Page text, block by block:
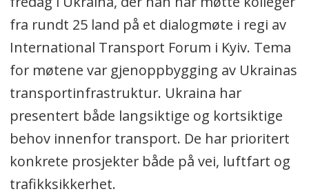
fra rundt 25 land på et dialogmøte i regi av
International Transport Forum i Kyiv. Tema
for møtene var gjenoppbygging av Ukrainas
transportinfrastruktur. Ukraina har
presentert både langsiktige og kortsiktige
behov innenfor transport. De har prioritert
konkrete prosjekter både på vei, luftfart og
trafikksikkerhet.